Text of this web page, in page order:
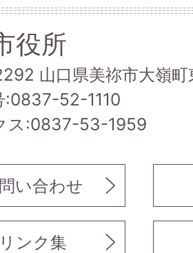
役所
山口県美祢市大嶺
:0837-52-1110
ス:0837-53-1959
い合わせ
リンク集